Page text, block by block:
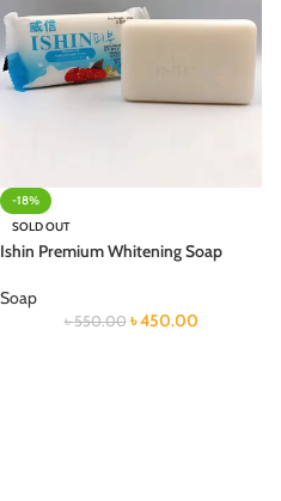
-18%
SOLD OUT
Ishin Premium Whitening Soap
Soap
৳550.00 ৳450.00